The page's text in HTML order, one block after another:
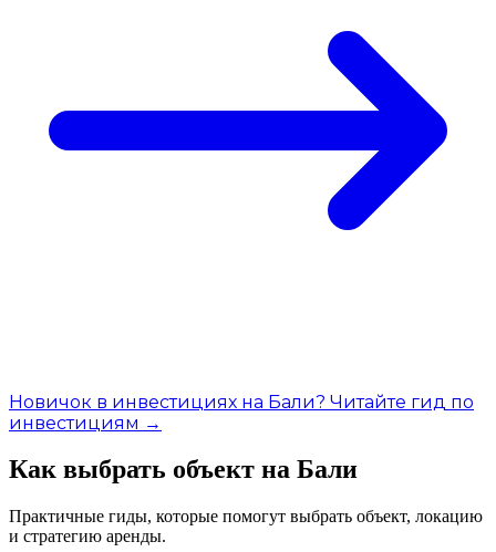
Новичок в инвестициях на Бали? Читайте гид по
инвестициям →
Как выбрать объект на Бали
Практичные гиды, которые помогут выбрать объект, локацию
и стратегию аренды.